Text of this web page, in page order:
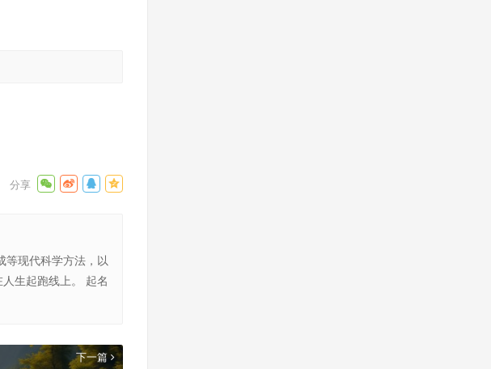
等现代科学方法，以
生起跑线上。 起名
下一篇